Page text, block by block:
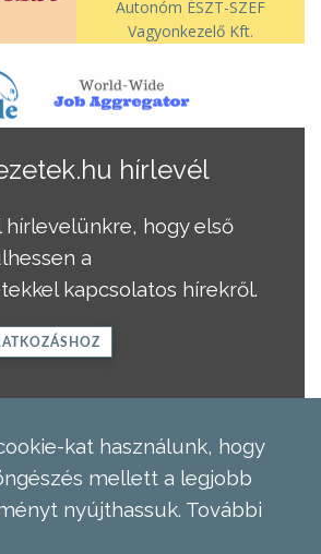
Autonóm ÉSZT-SZEF
Vagyonkezelő Kft.
hírlevél
hírlevelünkre, hogy első
a
kapcsolatos hírekről.
kat használunk, hogy
mellett a legjobb
nyújthassuk. További